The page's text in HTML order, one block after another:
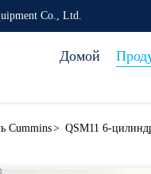
Co., Ltd.
Домой
Cummins> QSM11 6-